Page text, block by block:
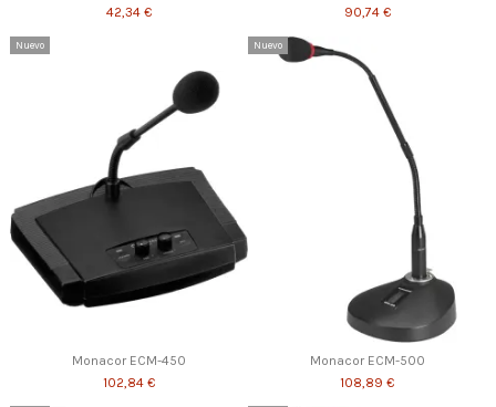
42,34 €
90,74 €
Nuevo
Monacor ECM-450
102,84 €
Nuevo
Monacor ECM-500
108,89 €